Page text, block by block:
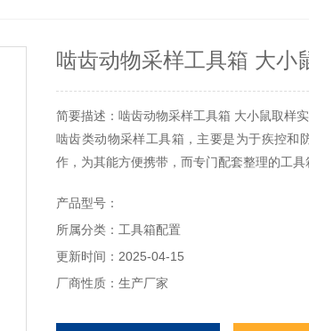
啮齿动物采样工具箱 大小
简要描述：啮齿动物采样工具箱 大小鼠取样
啮齿类动物采样工具箱，主要是为于疾控和
作，为其能方便携带，而专门配套整理的工具
产品型号：
所属分类：工具箱配置
更新时间：2025-04-15
厂商性质：生产厂家